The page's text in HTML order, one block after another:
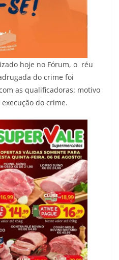
hoje no Fórum, o réu
do crime foi
as qualificadoras: motivo
do crime.